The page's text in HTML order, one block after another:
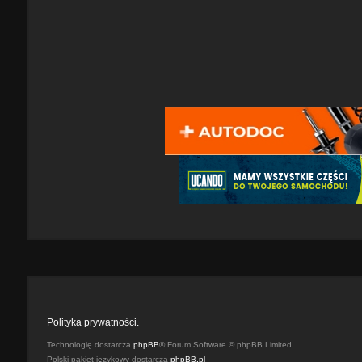
Polityka prywatności.
Technologię dostarcza phpBB® Forum Software © phpBB Limited
Polski pakiet językowy dostarcza phpBB.pl